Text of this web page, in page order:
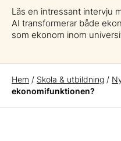
Läs en intressant intervju
AI transformerar både
som ekonom inom
Hem / Skola & utbildning /
ekonomifunktionen?